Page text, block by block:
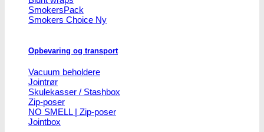
SmokersPack
Smokers Choice
Opbevaring og transport
Vacuum beholdere
Jointrør
Skulekasser / Stashbox
Zip-poser
NO SMELL | Zip-poser
Jointbox